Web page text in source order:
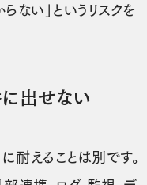
ない」というリスクを
に出せない
耐えることは別です。